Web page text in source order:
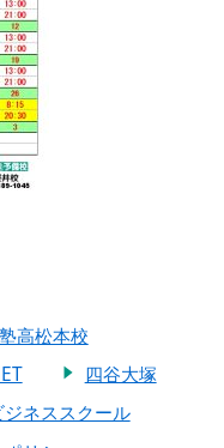
高松本校
四谷大塚
ネススクール